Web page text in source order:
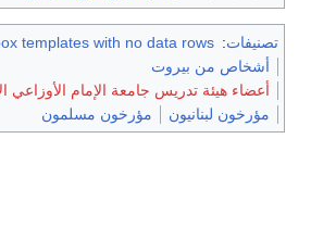
تصنيفات:
templates with no data rows
أشخاص من بيروت
أعضاء هيئة تدريس جامعة الإمام الأوزاعي
مؤرخون لبنانيون
مؤرخون مسلمون